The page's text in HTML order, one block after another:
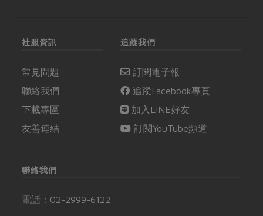
社服資訊
常見問題
聯絡我們
下載專區
友善連結
追蹤我們
訂閱電子報
追蹤Facebook專頁
加入LINE好友
訂閱YouTube頻道
聯絡我們
電話： 02-2999-6122